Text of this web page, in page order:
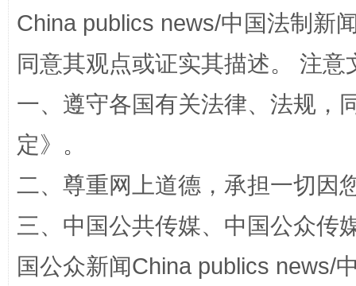
全民健身五年计划来了！等你上场
China publics news/中国法制新
同意其观点或证实其描述。 注
一、遵守各国有关法律、法规，
定》。
二、尊重网上道德，承担一切因
三、中国公共传媒、中国公众传
国公众新闻China publics news/